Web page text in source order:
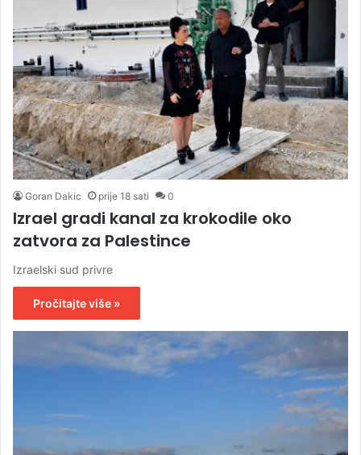
Goran Dakic prije 18 sati 0
Izrael gradi kanal za krokodile oko
zatvora za Palestince
Izraelski sud privre
Pročitajte više »